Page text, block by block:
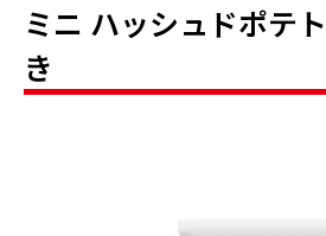
ミニ ハッシュドポテ
き